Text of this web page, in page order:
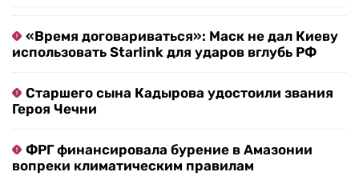
«Время договариваться»: Маск не дал Киеву
использовать Starlink для ударов вглубь РФ
Старшего сына Кадырова удостоили звания
Героя Чечни
ФРГ финансировала бурение в Амазонии
вопреки климатическим правилам